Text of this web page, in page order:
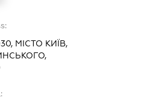
МІСТО КИЇВ,